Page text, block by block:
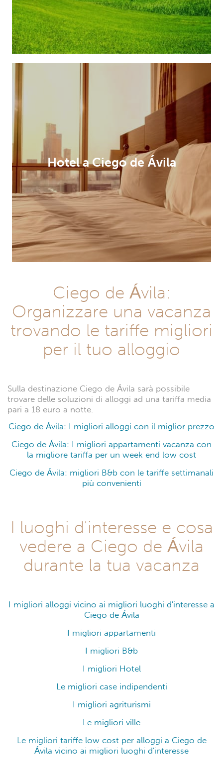
Hotel a Ciego de Ávila
Ciego de Ávila:
Organizzare una vacanza
trovando le tariffe migliori
per il tuo alloggio
Sulla destinazione Ciego de Ávila sarà possibile
trovare delle soluzioni di alloggi ad una tariffa media
pari a 18 euro a notte.
Ciego de Ávila: I migliori alloggi con il miglior prezzo
Ciego de Ávila: I migliori appartamenti vacanza con
la migliore tariffa per un week end low cost
Ciego de Ávila: migliori B&b con le tariffe settimanali
più convenienti
I luoghi d'interesse e cosa
vedere a Ciego de Ávila
durante la tua vacanza
I migliori alloggi vicino ai migliori luoghi d'interesse a
Ciego de Ávila
I migliori appartamenti
I migliori B&b
I migliori Hotel
Le migliori case indipendenti
I migliori agriturismi
Le migliori ville
Le migliori tariffe low cost per alloggi a Ciego de
Ávila vicino ai migliori luoghi d'interesse